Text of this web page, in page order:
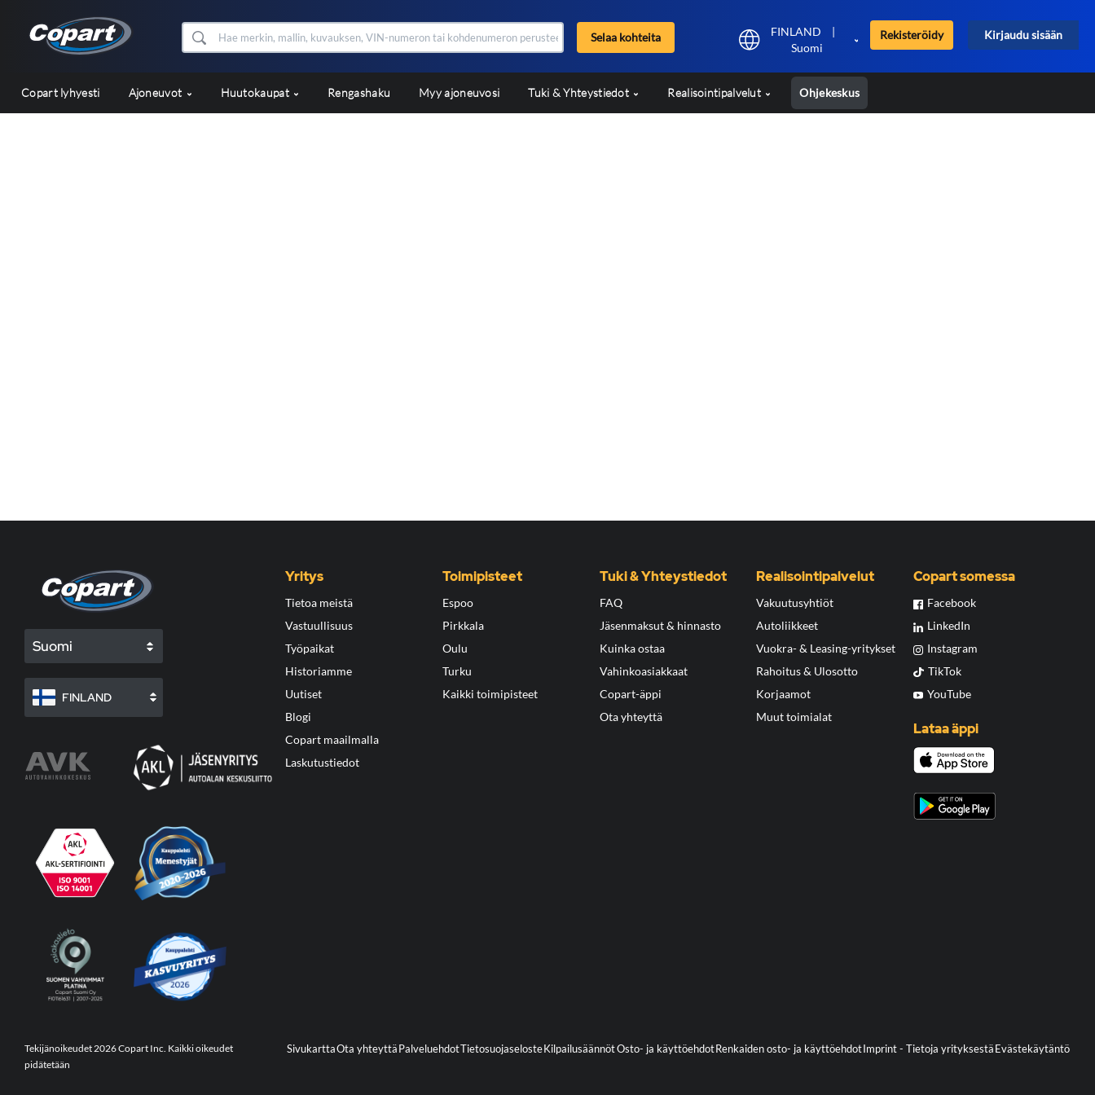
Selaa kohteita FINLAND
|
Suomi
Rekisteröidy Kirjaudu sisään
Copart lyhyesti Ajoneuvot Huutokaupat Rengashaku Myy ajoneuvosi Tuki & Yhteystiedot Realisointipalvelut Ohjekeskus
Suomi
FINLAND
Yritys
Tietoa meistä
Vastuullisuus
Työpaikat
Historiamme
Uutiset
Blogi
Copart maailmalla
Laskutustiedot
Toimipisteet
Espoo
Pirkkala
Oulu
Turku
Kaikki toimipisteet
Tuki & Yhteystiedot
FAQ
Jäsenmaksut & hinnasto
Kuinka ostaa
Vahinkoasiakkaat
Copart-äppi
Ota yhteyttä
Realisointipalvelut
Vakuutusyhtiöt
Autoliikkeet
Vuokra- & Leasing-yritykset
Rahoitus & Ulosotto
Korjaamot
Muut toimialat
Copart somessa
Facebook
LinkedIn
Instagram
TikTok
YouTube
Lataa äppi
Tekijänoikeudet 2026 Copart Inc. Kaikki oikeudet
pidätetään
SivukarttaOta yhteyttäPalveluehdotTietosuojaselosteKilpailusäännötOsto- ja käyttöehdotRenkaiden osto- ja käyttöehdotImprint - Tietoja yrityksestäEvästekäytäntö